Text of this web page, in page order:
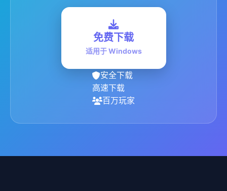
免费下载
适用于 Windows
安全下载
高速下载
百万玩家